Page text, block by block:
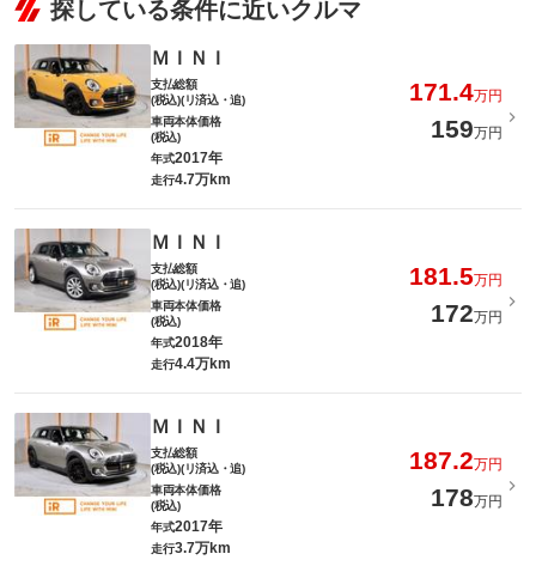
探している条件に近いクルマ
ＭＩＮＩ
支払総額
(税込)(リ済込・追)
171.4万円
車両本体価格
(税込)
159万円
年式2017年
走行4.7万km
ＭＩＮＩ
支払総額
(税込)(リ済込・追)
181.5万円
車両本体価格
(税込)
172万円
年式2018年
走行4.4万km
ＭＩＮＩ
支払総額
(税込)(リ済込・追)
187.2万円
車両本体価格
(税込)
178万円
年式2017年
走行3.7万km